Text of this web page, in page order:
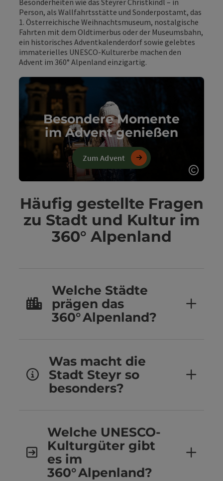
Person, als Wallfahrtsstätte und Sonderpostamt, das
1. Österreichische Weihnachtsmuseum, nostalgische
Fahrten mit dem Oldtimerbus oder der Museumsbahn,
ein historisches Adventkalenderdorf sowie gelebtes
immaterielles UNESCO-Kulturerbe machen den
Advent im 360° Alpenland einzigartig.
Besondere Momente
im Advent genießen
Zum Advent
Häufig gestellte Fragen
zu Stadt und Kultur im
360° Alpenland
Welche Städte
prägen das
360° Alpenland?
Was macht die
Stadt Steyr so
besonders?
Welche UNESCO-
Kulturgüter gibt
es im
360° Alpenland?